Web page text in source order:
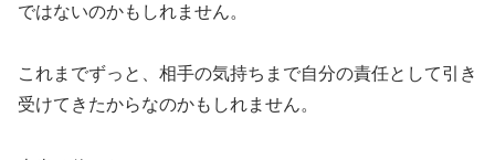
ではないのかもしれません。
これまでずっと、相手の気持ちまで自分の責任として引き
受けてきたからなのかもしれません。